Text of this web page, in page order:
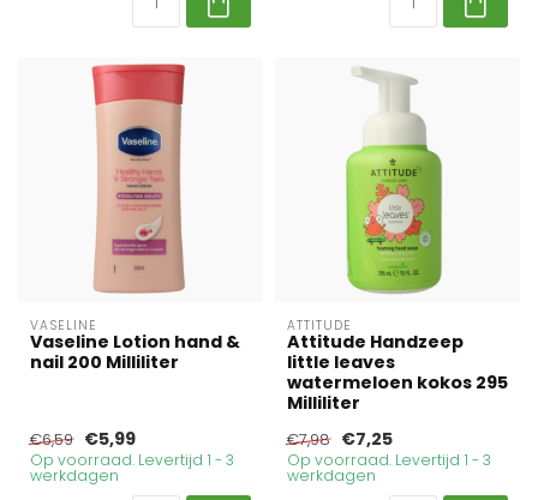
VASELINE
Vaseline Lotion hand &
nail 200 Milliliter
€6,59 €5,99
Op voorraad. Levertijd 1 - 3
werkdagen
ATTITUDE
Attitude Handzeep
little leaves
watermeloen kokos 295
Milliliter
€7,98 €7,25
Op voorraad. Levertijd 1 - 3
werkdagen